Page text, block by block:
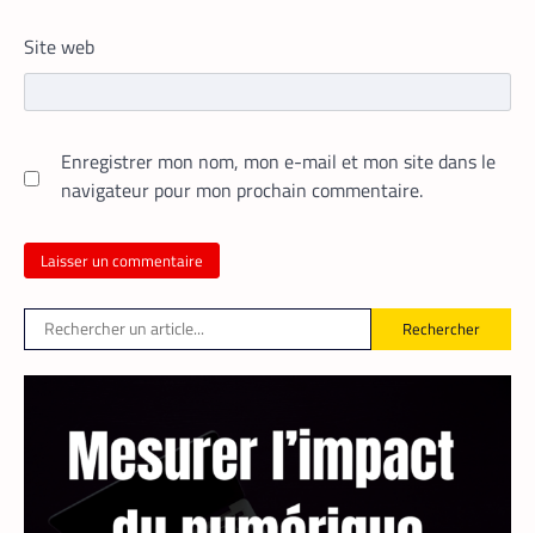
Site web
Enregistrer mon nom, mon e-mail et mon site dans le
navigateur pour mon prochain commentaire.
Rechercher
tarifs.
FINTECH , TECH AFRIQUE